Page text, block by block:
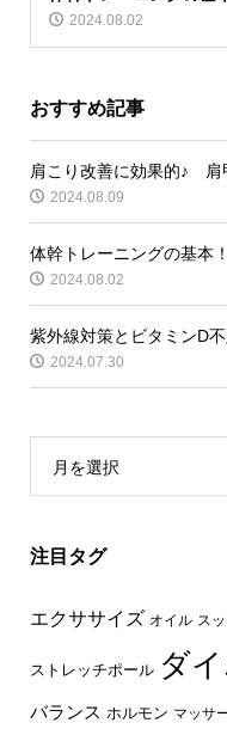
2024.08.02
おすすめ記事
肩こり改善に効果的♪ 肩
2024.08.09
体幹トレーニングの基本
2024.08.02
紫外線対策とビタミンD
2024.07.30
月を選択
注目タグ
エクササイズ オイル ス
ストレッチポール ダ
バランス ホルモン マッサ